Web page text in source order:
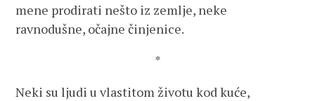
mene prodirati nešto iz zemlje, neke
ravnodušne, očajne činjenice.
*
Neki su ljudi u vlastitom životu kod kuće,